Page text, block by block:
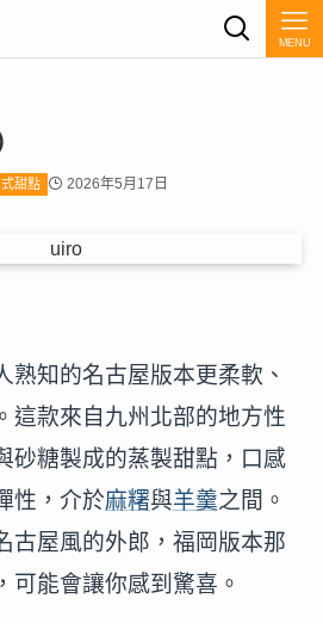
MENU
式甜點 2026年5月17日
熟知的名古屋版本更柔軟、
這款來自九州北部的地方性
砂糖製成的蒸製甜點，口感
性，介於麻糬與羊羹之間。
古屋風的外郎，福岡版本那
可能會讓你感到驚喜。